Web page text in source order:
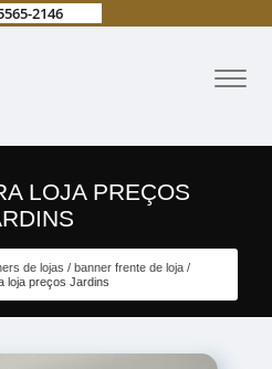
2146
LOJA PREÇOS
de lojas
banner frente de loja
loja preços Jardins